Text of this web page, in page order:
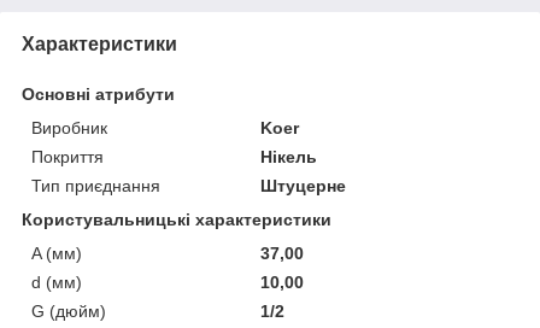
Характеристики
Основні атрибути
Виробник
Koer
Покриття
Нікель
Тип приєднання
Штуцерне
Користувальницькі характеристики
A (мм)
37,00
d (мм)
10,00
G (дюйм)
1/2